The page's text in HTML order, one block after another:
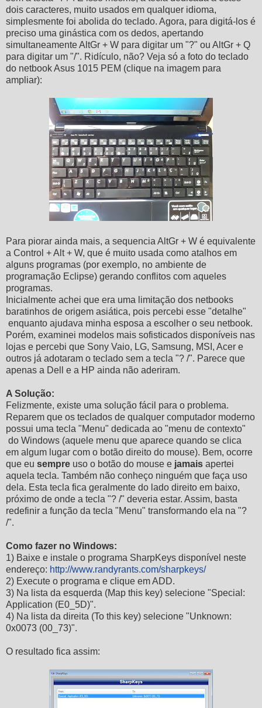
dois caracteres, muito usados em qualquer idioma,
simplesmente foi abolida do teclado. Agora, para digitá-los é
preciso uma ginástica com os dedos, apertando
simultaneamente AltGr + W para digitar um "?" ou AltGr + Q
para digitar um "/". Ridículo, não? Veja só a foto do teclado
do netbook Asus 1015 PEM (clique na imagem para
ampliar):
Para piorar ainda mais, a sequencia AltGr + W é equivalente
a Control + Alt + W, que é muito usada como atalhos em
alguns programas (por exemplo, no ambiente de
programação Eclipse) gerando conflitos com aqueles
programas.
Inicialmente achei que era uma limitação dos netbooks
baratinhos de origem asiática, pois percebi esse "detalhe"
enquanto ajudava minha esposa a escolher o seu netbook.
Porém, examinei modelos mais sofisticados disponíveis nas
lojas e percebi que Sony Vaio, LG, Samsung, MSI, Acer e
outros já adotaram o teclado sem a tecla "? /". Parece que
apenas a Dell e a HP ainda não aderiram.
A Solução:
Felizmente, existe uma solução fácil para o problema.
Reparem que os teclados de qualquer computador moderno
possui uma tecla "Menu" dedicada ao "menu de contexto"
do Windows (aquele menu que aparece quando se clica
em algum lugar com o botão direito do mouse). Bem, ocorre
que eu sempre uso o botão do mouse e jamais apertei
aquela tecla. Também não conheço ninguém que faça uso
dela. Esta tecla fica geralmente do lado direito em baixo,
próximo de onde a tecla "? /" deveria estar. Assim, basta
redefinir a função da tecla "Menu" transformando ela na "?
/".
Como fazer no Windows:
1) Baixe e instale o programa SharpKeys disponível neste
endereço: http://www.randyrants.com/sharpkeys/
2) Execute o programa e clique em ADD.
3) Na lista da esquerda (Map this key) selecione "Special:
Application (E0_5D)".
4) Na lista da direita (To this key) selecione "Unknown:
0x0073 (00_73)".
O resultado fica assim: